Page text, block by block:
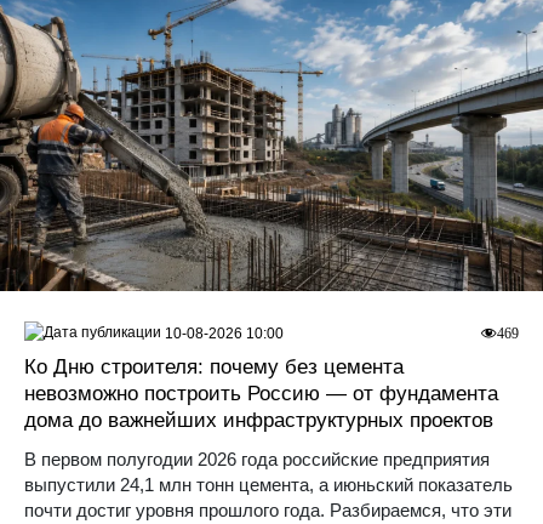
Ко Дню строителя: почему без цемента
невозможно построить Россию — от фундамента
дома до важнейших инфраструктурных проектов
В первом полугодии 2026 года российские предприятия
выпустили 24,1 млн тонн цемента, а июньский показатель
почти достиг уровня прошлого года. Разбираемся, что эти
469
10-08-2026 10:00